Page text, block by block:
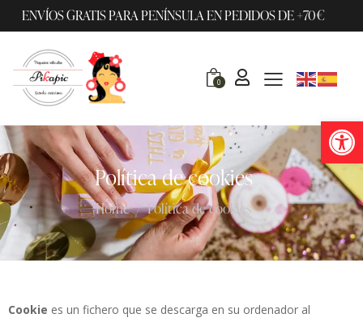
Abrir barra de herramientas
ENVÍOS GRATIS PARA PENÍNSULA EN PEDIDOS DE +70€
0
Política de cookies
Home Política de cookies
Cookie es un fichero que se descarga en su ordenador al